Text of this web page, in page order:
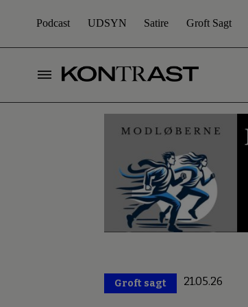
Podcast UDSYN Satire Groft Sagt
Groft sagt 21.05.26